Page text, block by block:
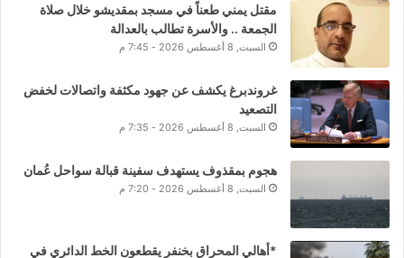
مقتل يمني طعناً في مسجد بمقديشو خلال صلاة
الجمعة .. والأسرة تطالب بالعدالة
السبت, 8 أغسطس 2026 - 7:45 م
غروندبرغ يكشف عن جهود مكثفة واتصالات لخفض
التصعيد
السبت, 8 أغسطس 2026 - 7:35 م
هجوم بمقذوف يستهدف سفينة قبالة سواحل عُمان
السبت, 8 أغسطس 2026 - 7:20 م
*أهالي المحراق بخنفر يقطعون الخط الدائري في